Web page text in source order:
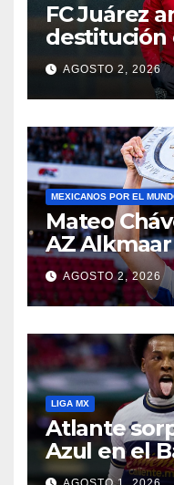
FC Juárez
destitución
Caixinha
AGOSTO 2, 2026
MEXICANOS POR EL
Mateo
AZ
de Países
AGOSTO 2, 2026
LIGA MX
Atlante
Azul en el